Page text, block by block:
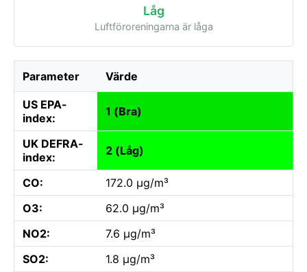
Låg
Luftföroreningarna är låga
Parameter Värde
US EPA-
index:
1 (Bra)
UK DEFRA-
index:
2 (Låg)
CO:
172.0 µg/m³
O3:
62.0 µg/m³
NO2:
7.6 µg/m³
SO2:
1.8 µg/m³